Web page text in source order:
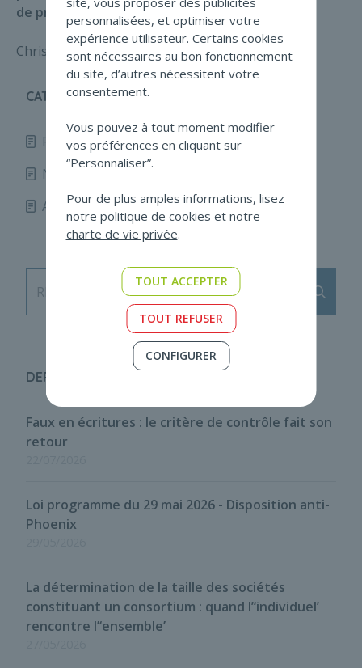
de protection aux lanceurs d’alerte. ».
Christophe REMON
CATÉGORIES
Fidunews 167
Non profit news
Autre 20
RECHERCHE
DERNIÈRES ACTUS
Faux en écritures : le critère de contrôle fait son
retour
Loi programme du 29 mai 2026 - Disposition anti-
Phoenix
La détermination de la taille des sociétés
constituant un consortium : quand l’‘individuel’
rencontre l’‘ensemble’
personnalisées, et optimiser votre
expérience utilisateur. Certains cookies
sont nécessaires au bon fonctionnement
du site, d’autres nécessitent votre
consentement.
Vous pouvez à tout moment modifier
vos préférences en cliquant sur
“Personnaliser”.
Pour de plus amples informations, lisez
notre politique de cookies et notre
charte de vie privée.
TOUT ACCEPTER
TOUT REFUSER
CONFIGURER